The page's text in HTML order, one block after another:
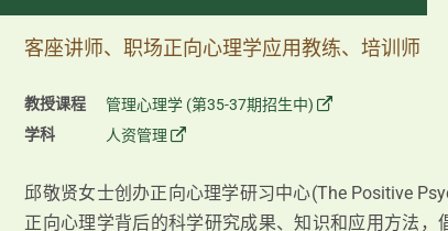
客座讲师、职场正向⼼理学应⽤教练、培训师
教授课程
管理心理学 (第35-37期招生中)
学科
人资管理
邱敬贤女⼠创办正向⼼理学研习中⼼(The Positive
正向⼼理学背后的科学研究成果、知识和应⽤⽅法